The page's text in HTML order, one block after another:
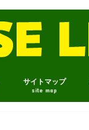
サイトマップ
site map